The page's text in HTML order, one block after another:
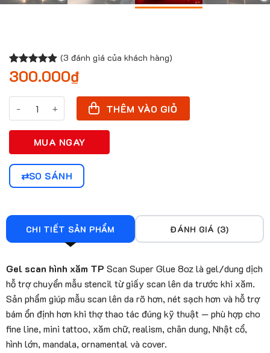
5.00trên 5
dựa trên
2
(3 đánh giá của khách hàng)
300.000₫
Gel Scan Hình Xăm TP số lượngTHÊM VÀO GIỎ
MUA NGAY
SO SÁNH
CHI TIẾT SẢN PHẨM ĐÁNH GIÁ (3)
Gel scan hình xăm TP Scan Super Glue 8oz là gel/dung dịch
hỗ trợ chuyển mẫu stencil từ giấy scan lên da trước khi xăm.
Sản phẩm giúp mẫu scan lên da rõ hơn, nét sạch hơn và hỗ trợ
bám ổn định hơn khi thợ thao tác đúng kỹ thuật — phù hợp cho
fine line, mini tattoo, xăm chữ, realism, chân dung, Nhật cổ,
hình lớn, mandala, ornamental và cover.